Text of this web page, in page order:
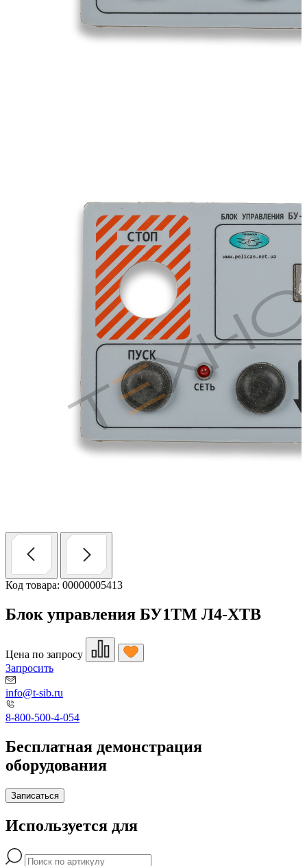
Код товара: 00000005413
Блок управления БУ1ТМ Л4-ХТВ
Цена по запросу
Запросить
info@t-sib.ru
8-800-500-4-054
Бесплатная демонстрация
оборудования
Записаться
Используется для